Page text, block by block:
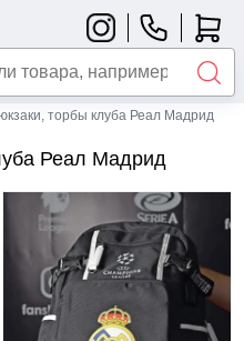
торбы клуба Реал Мадрид
Реал Мадрид